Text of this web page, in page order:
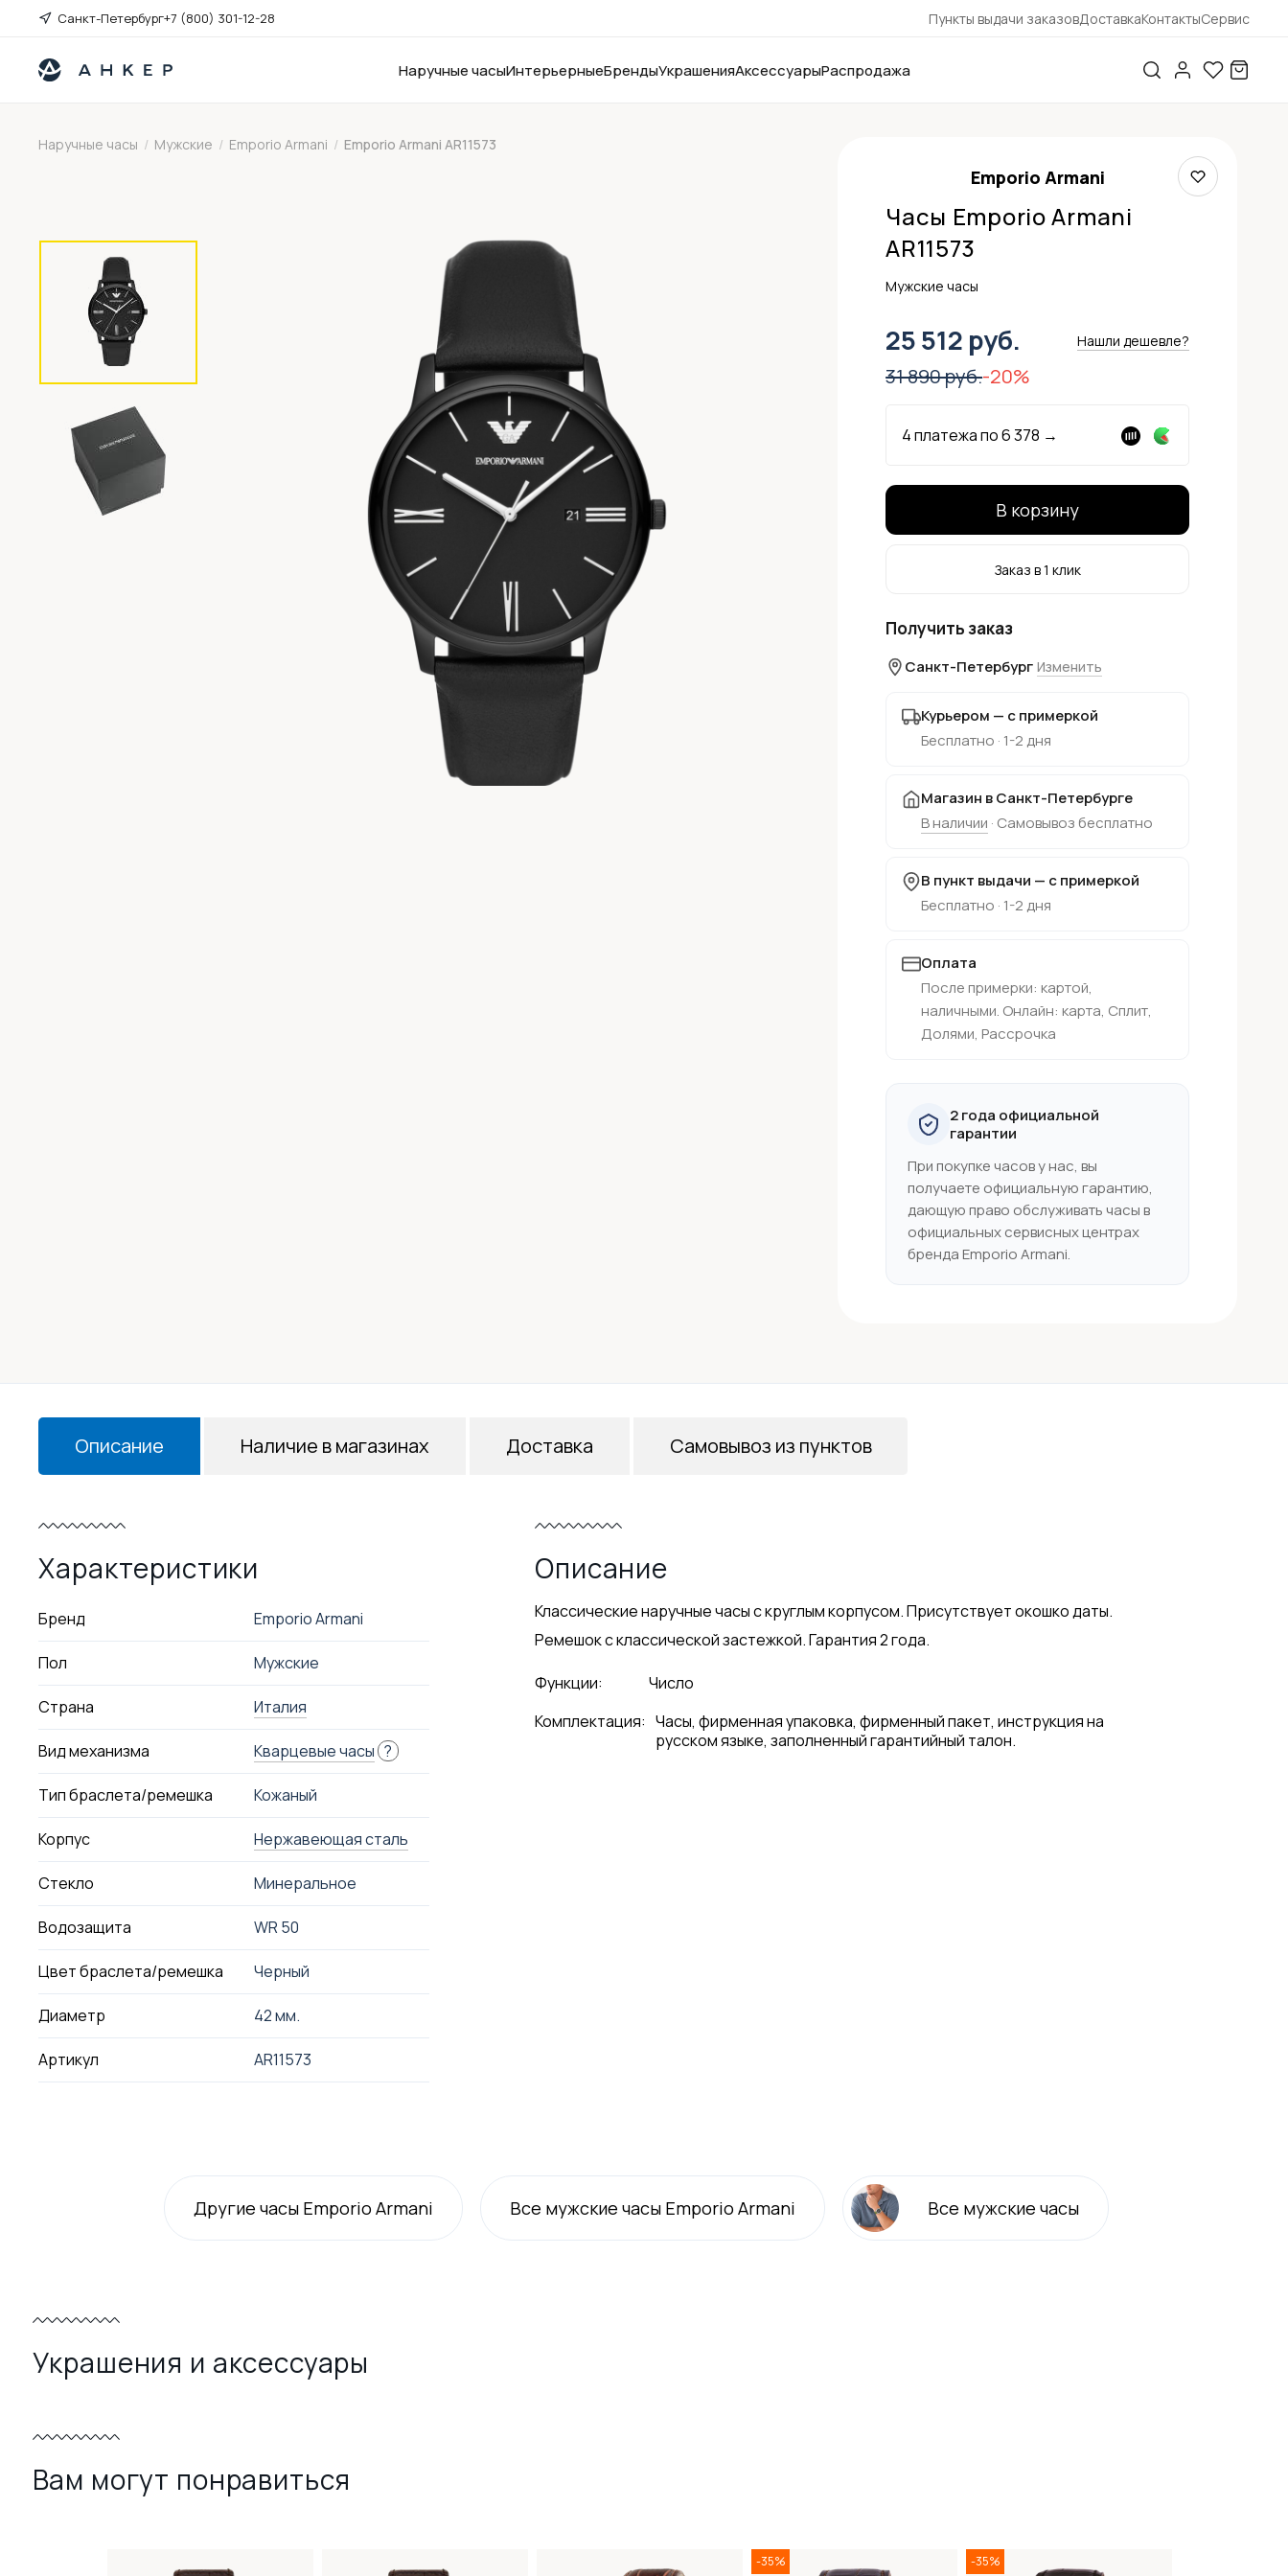
Санкт-Петербург+7 (800) 301-12-28 Пункты выдачи заказовДоставкаКонтактыСервис
Наручные часыИнтерьерныеБрендыУкрашенияАксессуарыРаспродажа
Наручные часы / Мужские / Emporio Armani / Emporio Armani AR11573
Emporio Armani
Часы Emporio Armani
AR11573
Мужские часы
25 512 руб. Нашли дешевле?
31 890 руб.-20%
4 платежа по6 378 →
В корзину
Заказ в 1 клик
Получить заказ
Санкт-Петербург Изменить
Курьером — с примеркой
Бесплатно · 1-2 дня
Магазин в Санкт-Петербурге
В наличии · Самовывоз бесплатно
В пункт выдачи — с примеркой
Бесплатно · 1-2 дня
Оплата
После примерки: картой,
наличными. Онлайн: карта, Сплит,
Долями, Рассрочка
2 года официальной
гарантии
При покупке часов у нас, вы
получаете официальную гарантию,
дающую право обслуживать часы в
официальных сервисных центрах
бренда Emporio Armani.
Описание
Характеристики
Бренд Emporio Armani
Пол Мужские
Страна Италия
Вид механизма Кварцевые часы ?
Тип браслета/ремешка Кожаный
Корпус Нержавеющая сталь
Стекло Минеральное
Водозащита WR 50
Цвет браслета/ремешка Черный
Диаметр 42 мм.
Артикул AR11573
Описание
Классические наручные часы с круглым корпусом. Присутствует окошко даты.
Ремешок с классической застежкой. Гарантия 2 года.
Функции:
Число
Комплектация: Часы, фирменная упаковка, фирменный пакет, инструкция на
русском языке, заполненный гарантийный талон.
Наличие в магазинах Доставка Самовывоз из пунктов
Другие часы Emporio Armani Все мужские часы Emporio Armani Все мужские часы
Украшения и аксессуары
Вам могут понравиться
-35% -35%